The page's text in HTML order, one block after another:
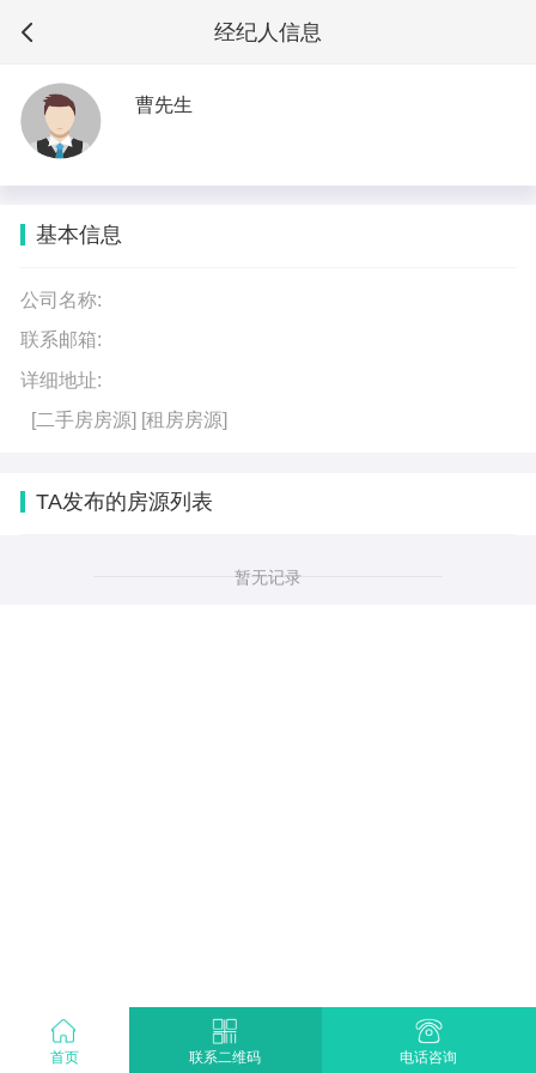
经纪人信息
首页 联系二维码 电话咨询
曹先生
基本信息
公司名称:
联系邮箱:
详细地址:
[二手房房源] [租房房源]
TA发布的房源列表
暂无记录